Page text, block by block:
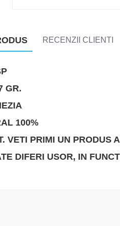
RECENZII CLIENTI
GR.
100%
VETI PRIMI UN PRODUS
DIFERI USOR, IN